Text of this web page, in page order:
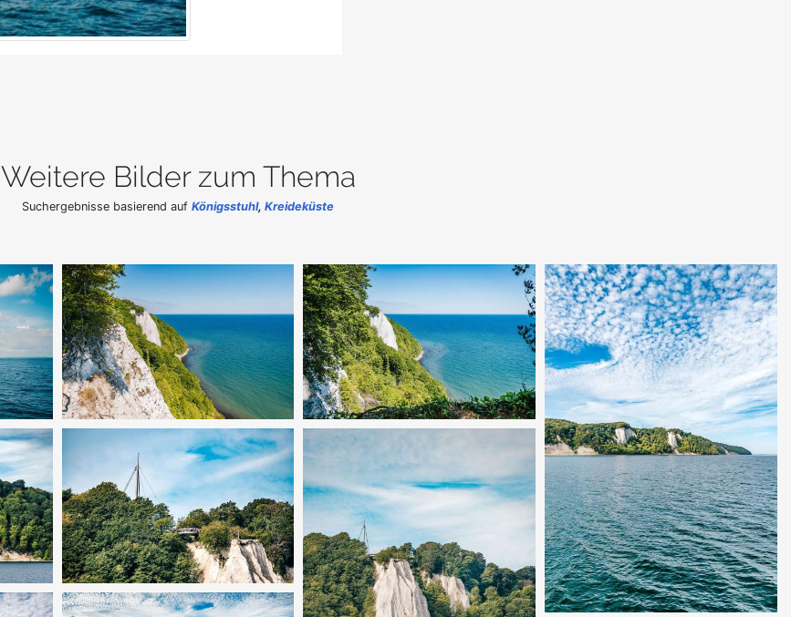
Weitere Bilder zum Thema
Suchergebnisse basierend auf Königsstuhl, Kreideküste